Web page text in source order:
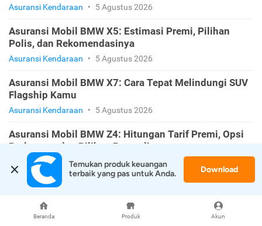
Beranda Produk Akun
Asuransi Kendaraan • 5 Agustus 2026
Asuransi Mobil BMW X5: Estimasi Premi, Pilihan
Polis, dan Rekomendasinya
Asuransi Kendaraan • 5 Agustus 2026
Asuransi Mobil BMW X7: Cara Tepat Melindungi SUV
Flagship Kamu
Asuransi Kendaraan • 5 Agustus 2026
Asuransi Mobil BMW Z4: Hitungan Tarif Premi, Opsi
Perluasan, dan Pilihan Penyedianya
Asuransi Kendaraan • 5 Agustus 2026
KATEGORI
Temukan produk keuangan
terbaik yang pas untuk Anda.
Download